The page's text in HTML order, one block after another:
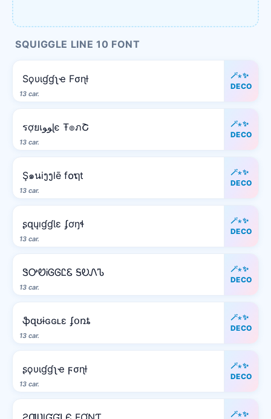
SQUIGGLE LINE 10 FONT
13 car.
Sϙυιɠɠʅҽ Fσɳƚ
🪄⋆✨
DECO
13 car.
รợยเﻮﻮɭє Ŧ๏ภՇ
🪄⋆✨
DECO
13 car.
Ş๑นiງງlē f໐ຖt
🪄⋆✨
DECO
13 car.
ʂզųıɠɠƖɛ ʄơŋɬ
🪄⋆✨
DECO
13 car.
ᏕᎤᏬᎥᎶᎶᏝᏋ ᎦᎧᏁᏖ
🪄⋆✨
DECO
13 car.
ֆզʊɨɢɢʟɛ ʄօռȶ
🪄⋆✨
DECO
13 car.
ʂϙυιɠɠʅҽ ϝσɳƚ
🪄⋆✨
DECO
🪄⋆✨